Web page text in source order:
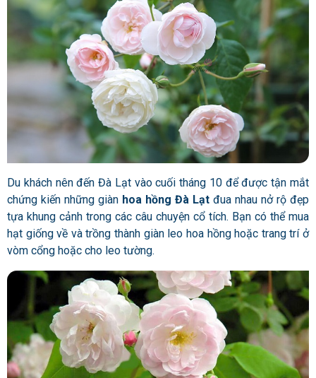
Du khách nên đến Đà Lạt vào cuối tháng 10 để được tận mắt
chứng kiến những giàn hoa hồng Đà Lạt đua nhau nở rộ đẹp
tựa khung cảnh trong các câu chuyện cổ tích. Bạn có thể mua
hạt giống về và trồng thành giàn leo hoa hồng hoặc trang trí ở
vòm cổng hoặc cho leo tường.